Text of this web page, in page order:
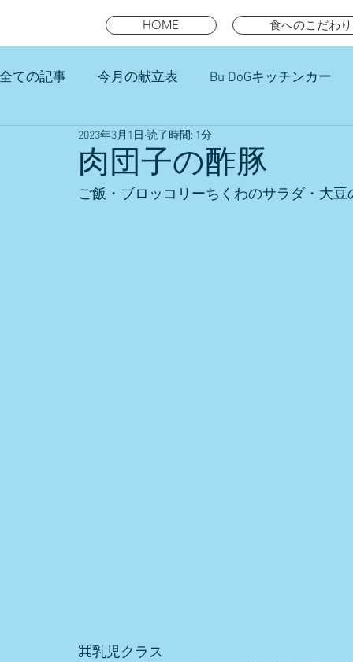
HOME 食へのこだわり
全ての記事 今月の献立表 Bu DoGキッチンカー
未就園児スマイルキッズランチ
肉団子の酢豚
2023年3月1日 読了時間: 1分
ご飯・ブロッコリーちくわのサラダ・大豆
⌘乳児クラス